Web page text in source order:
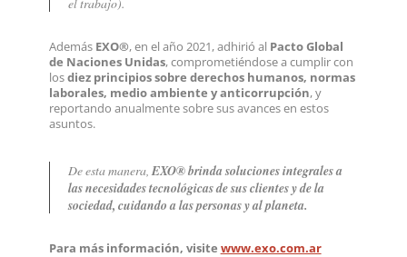
el trabajo).
Además EXO®, en el año 2021, adhirió al Pacto Global
de Naciones Unidas, comprometiéndose a cumplir con
losdiez principios sobre derechos humanos, normas
laborales, medio ambiente y anticorrupción, y
reportando anualmente sobre sus avances en estos
asuntos.
De esta manera, EXO® brinda soluciones integrales a
las necesidades tecnológicas de sus clientes y de la
sociedad, cuidando a las personas y al planeta.
Para más información, visite www.exo.com.ar